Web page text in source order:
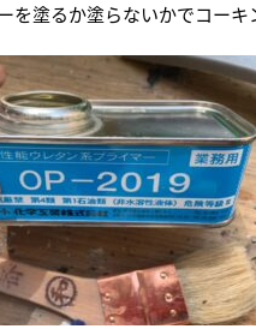
を塗るか塗らないかでコー